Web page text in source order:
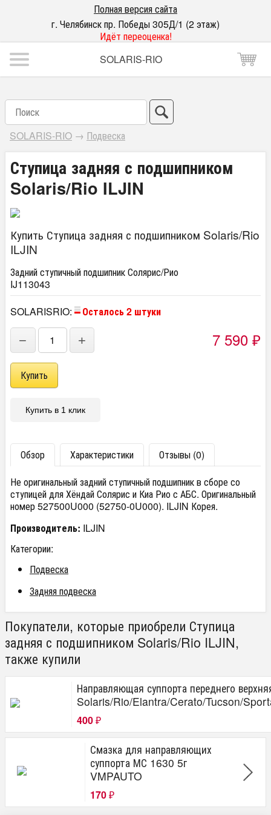
Полная версия сайта
г. Челябинск пр. Победы 305Д/1 (2 этаж)
Идёт переоценка!
SOLARIS-RIO
SOLARIS-RIO → Подвеска
Ступица задняя с подшипником
Solaris/Rio ILJIN
Купить Ступица задняя с подшипником Solaris/Rio
ILJIN
Задний ступичный подшипник Солярис/Рио
IJ113043
SOLARISRIO:
Осталось 2 штуки
− + 7 590 ₽
Купить в 1 клик
Обзор Характеристики
Отзывы (0)
Не оригинальный задний ступичный подшипник в сборе со
ступицей для Хёндай Солярис и Киа Рио с АБС. Оригинальный
номер 527500U000 (52750-0U000). ILJIN Корея.
Производитель: ILJIN
Категории:
Подвеска
Задняя подвеска
Покупатели, которые приобрели Ступица
задняя с подшипником Solaris/Rio ILJIN,
также купили
Направляющая суппорта переднего
Solaris/Rio/Elantra/Cerato/Tucson/
400 ₽
Смазка для направляющих
суппорта МС 1630 5г
VMPAUTO
170 ₽